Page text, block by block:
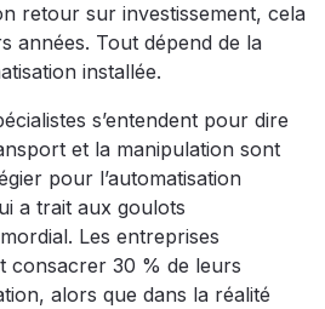
retour sur investissement, cela
années. Tout dépend de la
installée.
s’entendent pour dire
et la manipulation sont
pour l’automatisation
a trait aux goulots
Les entreprises
consacrer 30 % de leurs
alors que dans la réalité